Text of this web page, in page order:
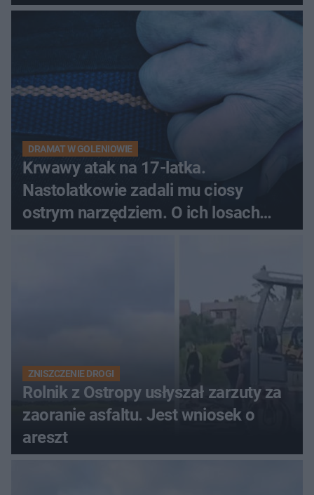
pytali, czy to Mad Max!
DRAMAT W GOLENIOWIE
Krwawy atak na 17-latka.
Nastolatkowie zadali mu ciosy
ostrym narzędziem. O ich losach
zdecyduje sąd rodzinny
ZNISZCZENIE DROGI
Rolnik z Ostropy usłyszał zarzuty za
zaoranie asfaltu. Jest wniosek o
areszt